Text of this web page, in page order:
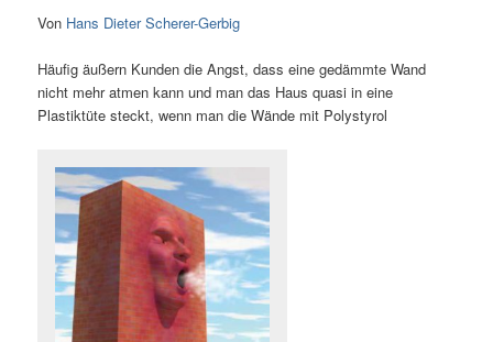
Von Hans Dieter Scherer-Gerbig
Häufig äußern Kunden die Angst, dass eine gedämmte Wand
nicht mehr atmen kann und man das Haus quasi in eine
Plastiktüte steckt, wenn man die Wände mit Polystyrol